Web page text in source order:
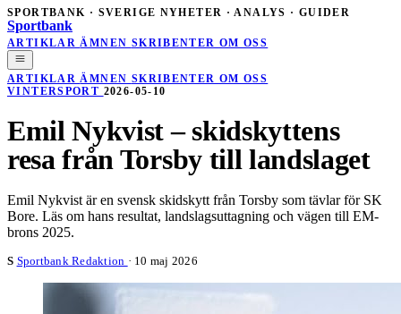
SPORTBANK · SVERIGE NYHETER · ANALYS · GUIDER
Sportbank
ARTIKLAR ÄMNEN SKRIBENTER OM OSS
ARTIKLAR ÄMNEN SKRIBENTER OM OSS
VINTERSPORT 2026-05-10
Emil Nykvist – skidskyttens
resa från Torsby till landslaget
Emil Nykvist är en svensk skidskytt från Torsby som tävlar för SK
Bore. Läs om hans resultat, landslagsuttagning och vägen till EM-
brons 2025.
S Sportbank Redaktion · 10 maj 2026